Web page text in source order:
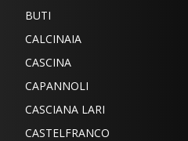
BUTI
CALCINAIA
CASCINA
CAPANNOLI
CASCIANA LARI
CASTELFRANCO